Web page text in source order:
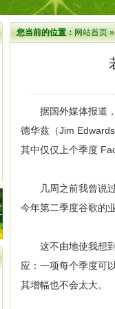
您当前的位置：网站首页
据国外媒体报道，
德华兹（Jim
其中仅仅上个季度
几周之前我曾说过
今年第二季度谷歌的
这不由地使我想到
应：一项每个季度可
其增幅也不会太大。